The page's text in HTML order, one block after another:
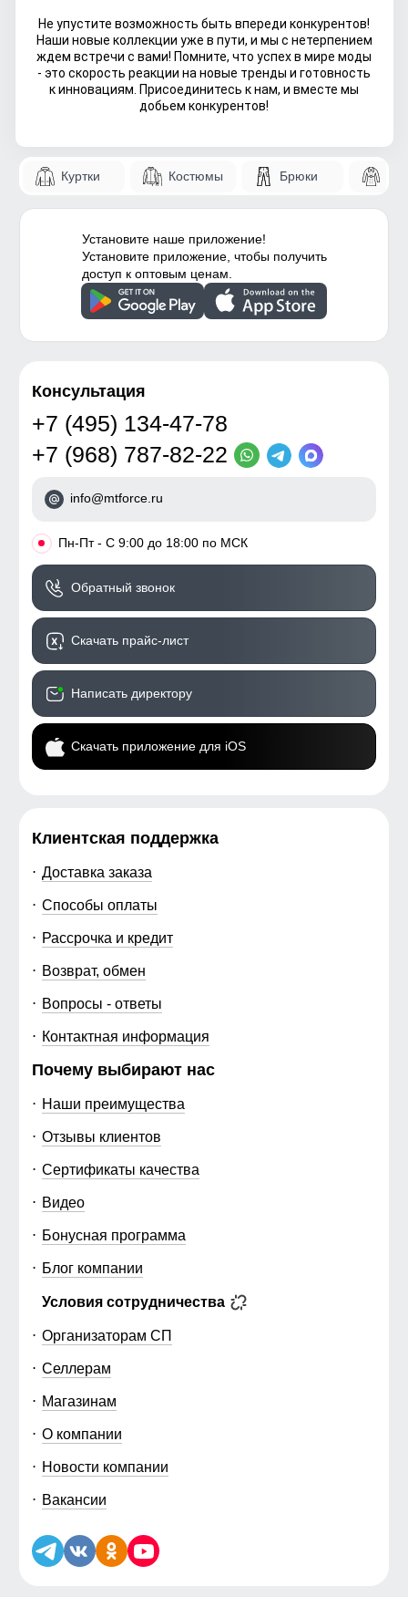
Не упустите возможность быть впереди конкурентов!
Наши новые коллекции уже в пути, и мы с нетерпением
ждем встречи с вами! Помните, что успех в мире моды
- это скорость реакции на новые тренды и готовность
к инновациям. Присоединитесь к нам, и вместе мы
добьем конкурентов!
Куртки Костюмы Брюки
Установите наше приложение!
Установите приложение, чтобы получить
доступ к оптовым ценам.
Консультация
+7 (495) 134-47-78
+7 (968) 787-82-22
info@mtforce.ru
• Пн-Пт - С 9:00 до 18:00 по МСК
Обратный звонок
Скачать прайс-лист
Написать директору
Скачать приложение для iOS
Клиентская поддержка
Доставка заказа
Способы оплаты
Рассрочка и кредит
Возврат, обмен
Вопросы - ответы
Контактная информация
Почему выбирают нас
Наши преимущества
Отзывы клиентов
Сертификаты качества
Видео
Бонусная программа
Блог компании
Условия сотрудничества
Организаторам СП
Селлерам
Магазинам
О компании
Новости компании
Вакансии